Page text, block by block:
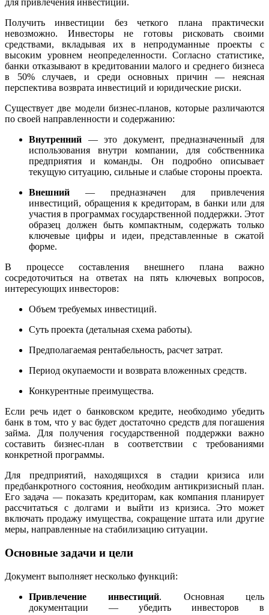
для привлечения инвестиций.
Получить инвестиции без четкого плана практически
невозможно. Инвесторы не готовы рисковать своими
средствами, вкладывая их в непродуманные проекты с
высоким уровнем неопределенности. Согласно статистике,
банки отказывают в кредитовании малого и среднего бизнеса
в 50% случаев, и среди основных причин — неясная
перспектива возврата инвестиций и юридические риски.
Существует две модели бизнес-планов, которые различаются
по своей направленности и содержанию:
Внутренний — это документ, предназначенный для
использования внутри компании, для собственника
предприятия и команды. Он подробно описывает
текущую ситуацию, сильные и слабые стороны проекта.
Внешний — предназначен для привлечения
инвестиций, обращения к кредиторам, в банки или для
участия в программах государственной поддержки. Этот
образец должен быть компактным, содержать только
ключевые цифры и идеи, представленные в сжатой
форме.
В процессе составления внешнего плана важно
сосредоточиться на ответах на пять ключевых вопросов,
интересующих инвесторов:
Объем требуемых инвестиций.
Суть проекта (детальная схема работы).
Предполагаемая рентабельность, расчет затрат.
Период окупаемости и возврата вложенных средств.
Конкурентные преимущества.
Если речь идет о банковском кредите, необходимо убедить
банк в том, что у вас будет достаточно средств для погашения
займа. Для получения государственной поддержки важно
составить бизнес-план в соответствии с требованиями
конкретной программы.
Для предприятий, находящихся в стадии кризиса или
предбанкротного состояния, необходим антикризисный план.
Его задача — показать кредиторам, как компания планирует
рассчитаться с долгами и выйти из кризиса. Это может
включать продажу имущества, сокращение штата или другие
меры, направленные на стабилизацию ситуации.
Основные задачи и цели
Документ выполняет несколько функций:
Привлечение инвестиций. Основная цель
документации — убедить инвесторов в